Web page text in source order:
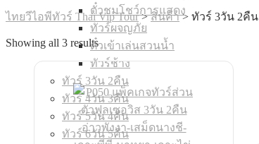
ตั๋วชมโชว์การแสดง
ทัวร์ผจญภัย
ตั๋วเข้าเล่นสวนน้ำ
ทัวร์ช้าง
ทัวร์ 3วัน 2คืน
ทัวร์ 4วัน 3คืน
ทัวร์ 5วัน 4คืน
ทัวร์ 6วัน 5คืน
ไทยวีไอพีทัวร์ Thai Vip Tour>สินค้า> ทัวร์ 3วัน 2คืน
Showing all 3 results